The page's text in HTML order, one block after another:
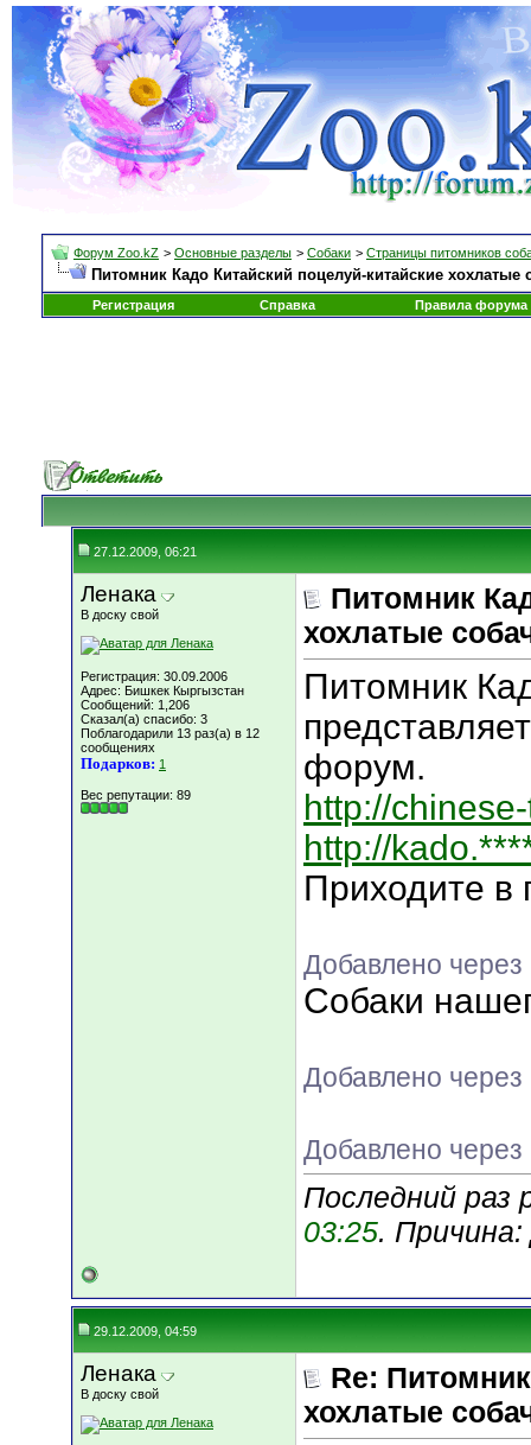
Форум Zoo.kZ > Основные разделы > Собаки > Страницы питомников
Питомник Кадо Китайский поцелуй-китайские хохлатые
Регистрация Справка Правила форума
27.12.2009, 06:21
Ленака
В доску свой
Регистрация: 30.09.2006
Адрес: Бишкек Кыргызстан
Сообщений: 1,206
Сказал(а) спасибо: 3
Поблагодарили 13 раз(а) в 12
сообщениях
Подарков: 1
Вес репутации: 89
Питомник
хохлатые
Питомник
форум.
http://
http://
Приходите в
Добавлено
Собаки
Добавлено
Добавлено
Последний раз
03:25.
29.12.2009, 04:59
Ленака
В доску свой
Re:
хохлатые